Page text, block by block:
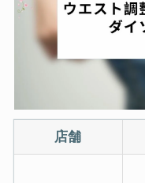
店舗